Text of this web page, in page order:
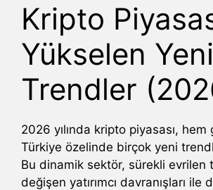
Kripto
Yükselen Yeni
Trendler
2026 yılında kripto piyasası,
Türkiye özelinde birçok yeni
Bu dinamik sektör, sürekli evrilen
değişen yatırımcı davranışları ile